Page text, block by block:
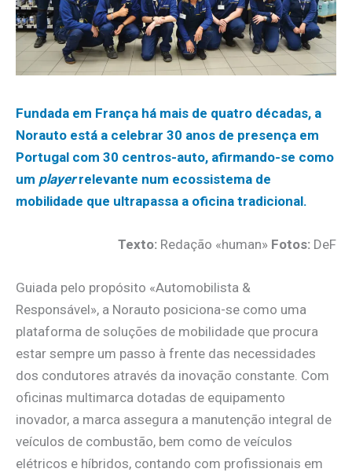
Fundada em França há mais de quatro décadas, a
Norauto está a celebrar 30 anos de presença em
Portugal com 30 centros-auto, afirmando-se como
um playerrelevante num ecossistema de
mobilidade que ultrapassa a oficina tradicional.
Texto: Redação «human» Fotos: DeF
Guiada pelo propósito «Automobilista &
Responsável», a Norauto posiciona-se como uma
plataforma de soluções de mobilidade que procura
estar sempre um passo à frente das necessidades
dos condutores através da inovação constante. Com
oficinas multimarca dotadas de equipamento
inovador, a marca assegura a manutenção integral de
veículos de combustão, bem como de veículos
elétricos e híbridos, contando com profissionais em